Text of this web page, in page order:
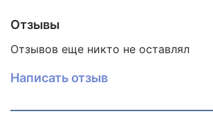
вращать и подрезать, а упругая
также конёк этой резины - блоки.
нападающим, начиная с толщины 1,9.
Отзывы
Отзывов еще никто не оставлял
Написать отзыв